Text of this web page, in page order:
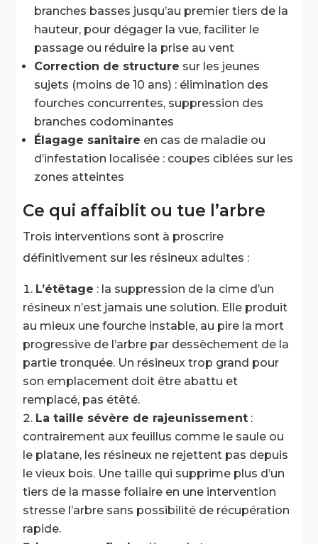
branches basses jusqu’au premier tiers de la
hauteur, pour dégager la vue, faciliter le
passage ou réduire la prise au vent
Correction de structure sur les jeunes
sujets (moins de 10 ans) : élimination des
fourches concurrentes, suppression des
branches codominantes
Élagage sanitaire en cas de maladie ou
d’infestation localisée : coupes ciblées sur les
zones atteintes
Ce qui affaiblit ou tue l’arbre
Trois interventions sont à proscrire
définitivement sur les résineux adultes :
L’étêtage : la suppression de la cime d’un
résineux n’est jamais une solution. Elle produit
au mieux une fourche instable, au pire la mort
progressive de l’arbre par dessèchement de la
partie tronquée. Un résineux trop grand pour
son emplacement doit être abattu et
remplacé, pas étêté.
La taille sévère de rajeunissement :
contrairement aux feuillus comme le saule ou
le platane, les résineux ne rejettent pas depuis
le vieux bois. Une taille qui supprime plus d’un
tiers de la masse foliaire en une intervention
stresse l’arbre sans possibilité de récupération
rapide.